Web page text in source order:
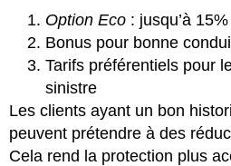
Option Eco : jusqu’à
Bonus pour bonne
Tarifs préférentiels pour
sinistre
Les clients ayant un bon
peuvent prétendre à des
Cela rend la protection plus